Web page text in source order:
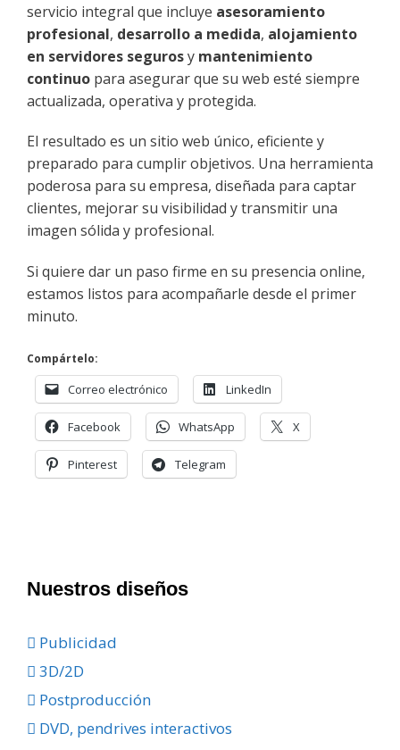
servicio integral que incluye asesoramiento
profesional, desarrollo a medida, alojamiento
en servidores segurosy mantenimiento
continuo para asegurar que su web esté siempre
actualizada, operativa y protegida.
El resultado es un sitio web único, eficiente y
preparado para cumplir objetivos. Una herramienta
poderosa para su empresa, diseñada para captar
clientes, mejorar su visibilidad y transmitir una
imagen sólida y profesional.
Si quiere dar un paso firme en su presencia online,
estamos listos para acompañarle desde el primer
minuto.
Compártelo:
Correo electrónico LinkedIn
Facebook WhatsApp X
Pinterest Telegram
Nuestros diseños
Publicidad
3D/2D
Postproducción
DVD, pendrives interactivos